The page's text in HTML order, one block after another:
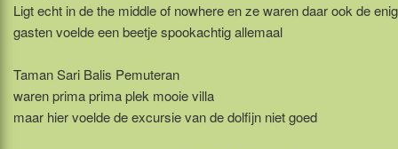
Ligt echt in de the middle of nowhere en ze waren daar ook de
gasten voelde een beetje spookachtig allemaal
Taman Sari Balis Pemuteran
waren prima prima plek mooie villa
maar hier voelde de excursie van de dolfijn niet goed